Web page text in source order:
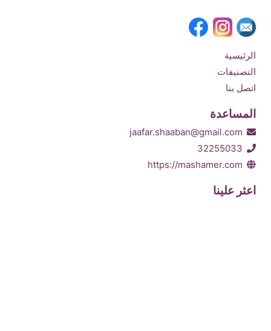
الرئيسية
التصنيفات
اتصل بنا
المساعدة
jaafar.shaaban@gmail.com
32255033
https://mashamer.com
اعثر علينا